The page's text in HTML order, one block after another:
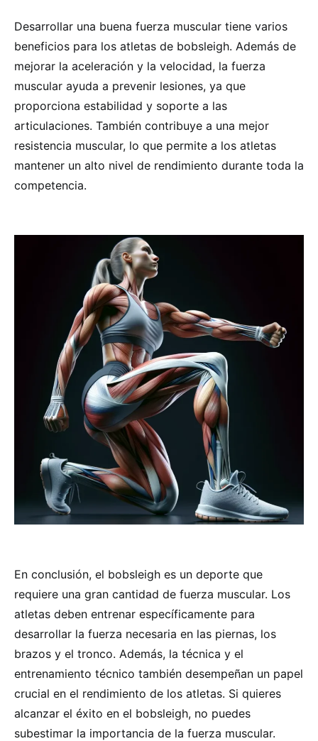
Desarrollar una buena fuerza muscular tiene varios
beneficios para los atletas de bobsleigh. Además de
mejorar la aceleración y la velocidad, la fuerza
muscular ayuda a prevenir lesiones, ya que
proporciona estabilidad y soporte a las
articulaciones. También contribuye a una mejor
resistencia muscular, lo que permite a los atletas
mantener un alto nivel de rendimiento durante toda la
competencia.
En conclusión, el bobsleigh es un deporte que
requiere una gran cantidad de fuerza muscular. Los
atletas deben entrenar específicamente para
desarrollar la fuerza necesaria en las piernas, los
brazos y el tronco. Además, la técnica y el
entrenamiento técnico también desempeñan un papel
crucial en el rendimiento de los atletas. Si quieres
alcanzar el éxito en el bobsleigh, no puedes
subestimar la importancia de la fuerza muscular.